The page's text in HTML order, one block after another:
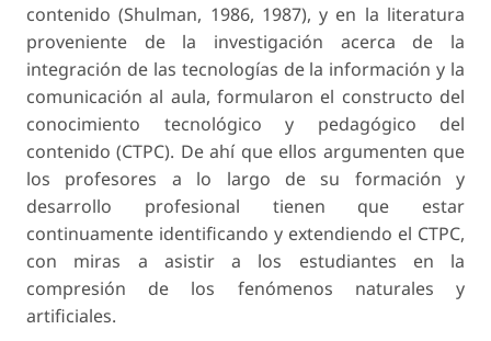
contenido (Shulman, 1986, 1987), y en la literatura
proveniente de la investigación acerca de la
integración de las tecnologías de la información y la
comunicación al aula, formularon el constructo del
conocimiento tecnológico y pedagógico del
contenido (CTPC). De ahí que ellos argumenten que
los profesores a lo largo de su formación y
desarrollo profesional tienen que estar
continuamente identificando y extendiendo el CTPC,
con miras a asistir a los estudiantes en la
compresión de los fenómenos naturales y
artificiales.